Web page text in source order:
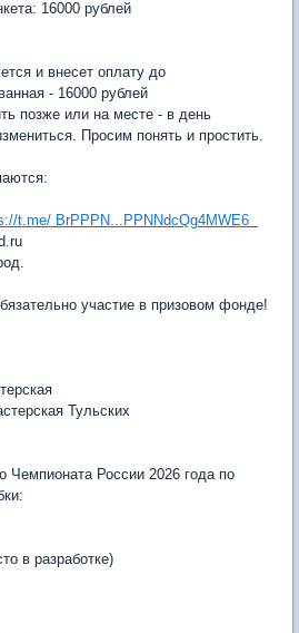
16000 рублей
и внесет оплату до
- 16000 рублей
позже или на месте - в день
Просим понять и простить.
t.me/ BrPPPN...PPNNdcQg4MWE6
участие в призовом фонде!
Тульских
Чемпионата России 2026 года по
в разработке)